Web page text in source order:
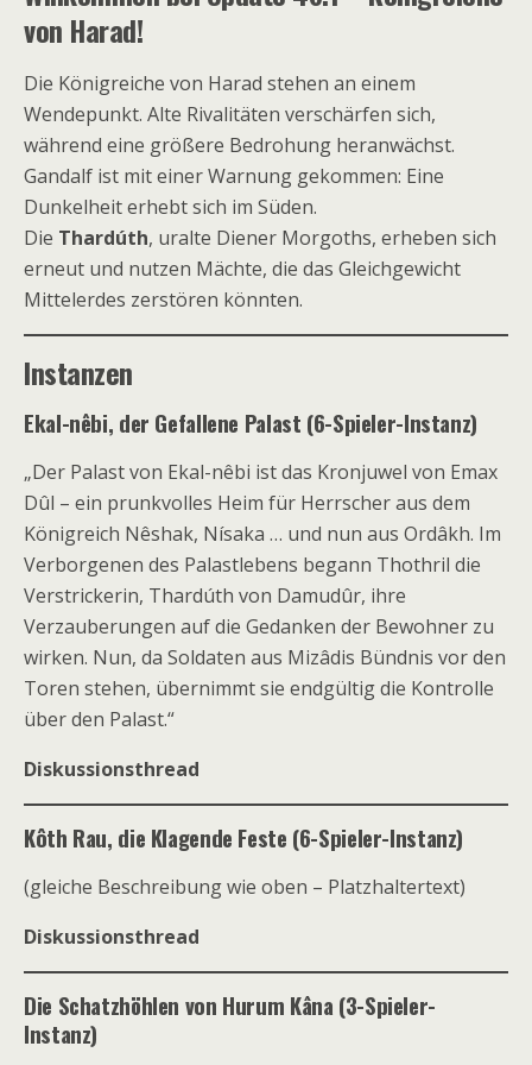
von Harad!
Die Königreiche von Harad stehen an einem
Wendepunkt. Alte Rivalitäten verschärfen sich,
während eine größere Bedrohung heranwächst.
Gandalf ist mit einer Warnung gekommen: Eine
Dunkelheit erhebt sich im Süden.
Die Thardúth, uralte Diener Morgoths, erheben sich
erneut und nutzen Mächte, die das Gleichgewicht
Mittelerdes zerstören könnten.
Instanzen
Ekal-nêbi, der Gefallene Palast (6-Spieler-Instanz)
„Der Palast von Ekal-nêbi ist das Kronjuwel von Emax
Dûl – ein prunkvolles Heim für Herrscher aus dem
Königreich Nêshak, Nísaka … und nun aus Ordâkh. Im
Verborgenen des Palastlebens begann Thothril die
Verstrickerin, Thardúth von Damudûr, ihre
Verzauberungen auf die Gedanken der Bewohner zu
wirken. Nun, da Soldaten aus Mizâdis Bündnis vor den
Toren stehen, übernimmt sie endgültig die Kontrolle
über den Palast.“
Diskussionsthread
Kôth Rau, die Klagende Feste (6-Spieler-Instanz)
(gleiche Beschreibung wie oben – Platzhaltertext)
Diskussionsthread
Die Schatzhöhlen von Hurum Kâna (3-Spieler-
Instanz)